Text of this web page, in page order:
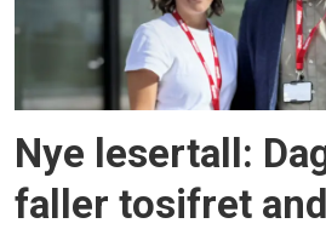
Nye lesertall:
faller tosifret